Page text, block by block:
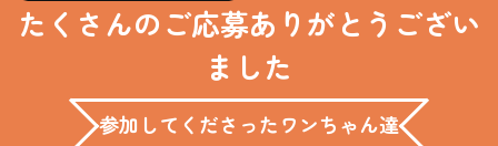
たくさんのご応募ありがとうござい
ました
参加してくださったワンちゃん達